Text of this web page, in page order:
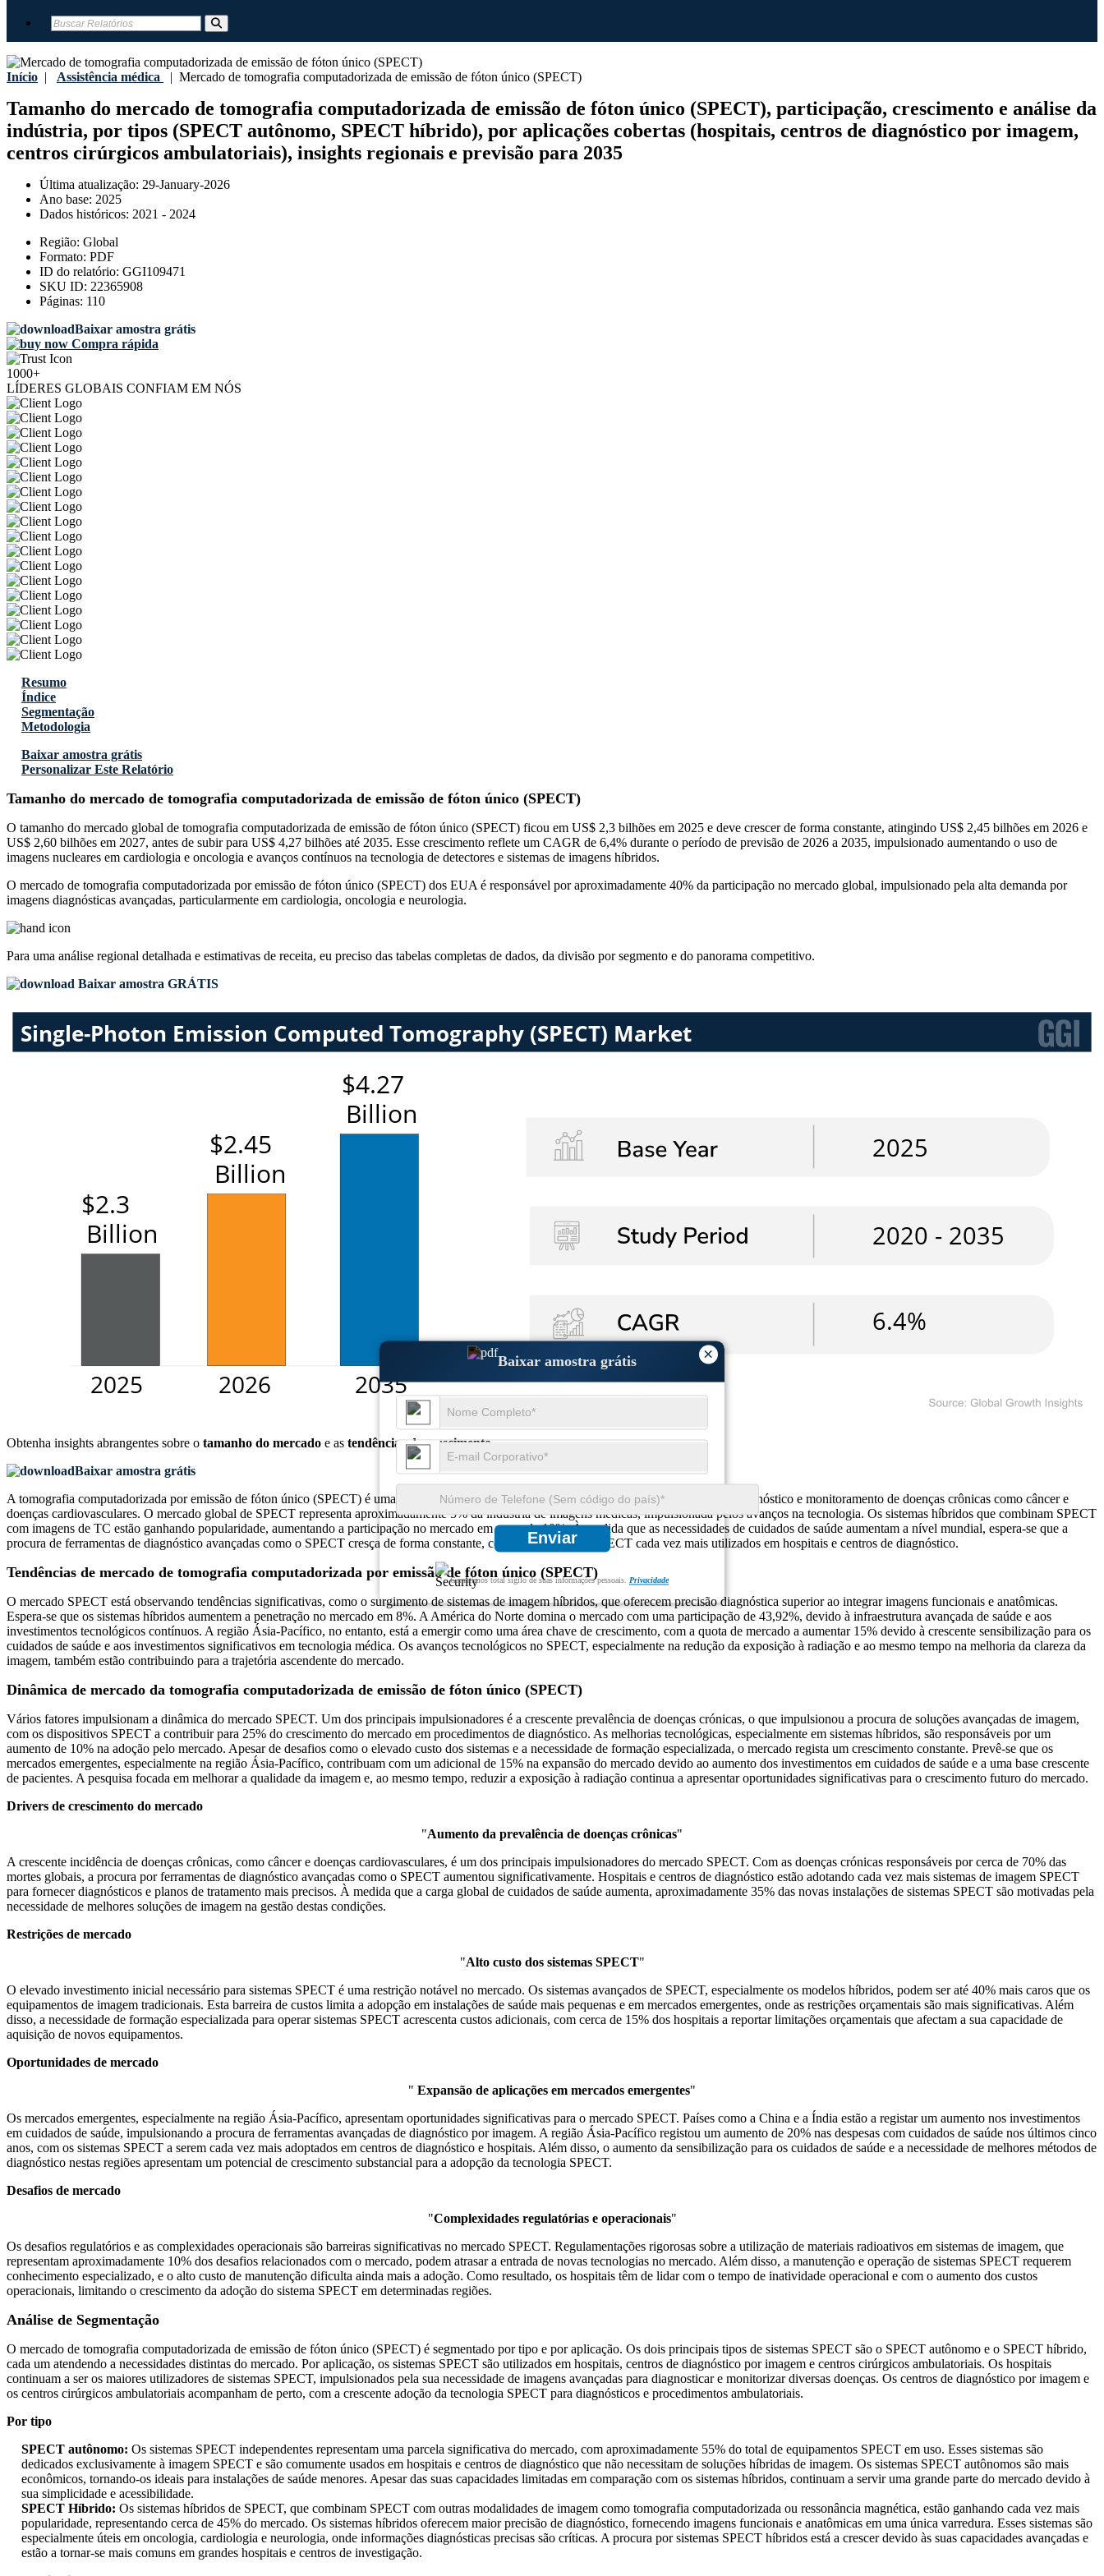
Início | Assistência médica | Mercado de tomografia computadorizada de emissão de fóton único (SPECT)
Tamanho do mercado de tomografia computadorizada de emissão de fóton único (SPECT), participação, crescimento e análise da
indústria, por tipos (SPECT autônomo, SPECT híbrido), por aplicações cobertas (hospitais, centros de diagnóstico por imagem,
centros cirúrgicos ambulatoriais), insights regionais e previsão para 2035
Última atualização: 29-January-2026
Ano base: 2025
Dados históricos: 2021 - 2024
Região: Global
Formato: PDF
ID do relatório: GGI109471
SKU ID: 22365908
Páginas: 110
Baixar amostra grátis
Compra rápida
1000+
LÍDERES GLOBAIS CONFIAM EM NÓS
×
Baixar amostra grátis
Enviar
Garantimos total sigilo de suas informações pessoais. Privacidade
Resumo
Índice
Segmentação
Metodologia
Baixar amostra grátis
Personalizar Este Relatório
Tamanho do mercado de tomografia computadorizada de emissão de fóton único (SPECT)
O tamanho do mercado global de tomografia computadorizada de emissão de fóton único (SPECT) ficou em US$ 2,3 bilhões em 2025 e deve crescer de forma constante, atingindo US$ 2,45 bilhões em 2026 e
US$ 2,60 bilhões em 2027, antes de subir para US$ 4,27 bilhões até 2035. Esse crescimento reflete um CAGR de 6,4% durante o período de previsão de 2026 a 2035, impulsionado aumentando o uso de
imagens nucleares em cardiologia e oncologia e avanços contínuos na tecnologia de detectores e sistemas de imagens híbridos.
O mercado de tomografia computadorizada por emissão de fóton único (SPECT) dos EUA é responsável por aproximadamente 40% da participação no mercado global, impulsionado pela alta demanda por
imagens diagnósticas avançadas, particularmente em cardiologia, oncologia e neurologia.
Para uma análise regional detalhada e estimativas de receita, eu preciso das tabelas completas de dados, da divisão por segmento e do panorama competitivo.
Baixar amostra GRÁTIS
Obtenha insights abrangentes sobre o tamanho do mercado e as tendências de crescimento
Baixar amostra grátis
A tomografia computadorizada por emissão de fóton único (SPECT) é uma técnica de imagem nuclear que desempenha um papel crucial no diagnóstico e monitoramento de doenças crônicas como câncer e
doenças cardiovasculares. O mercado global de SPECT representa aproximadamente 5% da indústria de imagens médicas, impulsionada pelos avanços na tecnologia. Os sistemas híbridos que combinam SPECT
com imagens de TC estão ganhando popularidade, aumentando a participação no mercado em cerca de 10%. À medida que as necessidades de cuidados de saúde aumentam a nível mundial, espera-se que a
procura de ferramentas de diagnóstico avançadas como o SPECT cresça de forma constante, com os dispositivos SPECT cada vez mais utilizados em hospitais e centros de diagnóstico.
Tendências de mercado de tomografia computadorizada por emissão de fóton único (SPECT)
O mercado SPECT está observando tendências significativas, como o surgimento de sistemas de imagem híbridos, que oferecem precisão diagnóstica superior ao integrar imagens funcionais e anatômicas.
Espera-se que os sistemas híbridos aumentem a penetração no mercado em 8%. A América do Norte domina o mercado com uma participação de 43,92%, devido à infraestrutura avançada de saúde e aos
investimentos tecnológicos contínuos. A região Ásia-Pacífico, no entanto, está a emergir como uma área chave de crescimento, com a quota de mercado a aumentar 15% devido à crescente sensibilização para os
cuidados de saúde e aos investimentos significativos em tecnologia médica. Os avanços tecnológicos no SPECT, especialmente na redução da exposição à radiação e ao mesmo tempo na melhoria da clareza da
imagem, também estão contribuindo para a trajetória ascendente do mercado.
Dinâmica de mercado da tomografia computadorizada de emissão de fóton único (SPECT)
Vários fatores impulsionam a dinâmica do mercado SPECT. Um dos principais impulsionadores é a crescente prevalência de doenças crónicas, o que impulsionou a procura de soluções avançadas de imagem,
com os dispositivos SPECT a contribuir para 25% do crescimento do mercado em procedimentos de diagnóstico. As melhorias tecnológicas, especialmente em sistemas híbridos, são responsáveis ​​por um
aumento de 10% na adoção pelo mercado. Apesar de desafios como o elevado custo dos sistemas e a necessidade de formação especializada, o mercado regista um crescimento constante. Prevê-se que os
mercados emergentes, especialmente na região Ásia-Pacífico, contribuam com um adicional de 15% na expansão do mercado devido ao aumento dos investimentos em cuidados de saúde e a uma base crescente
de pacientes. A pesquisa focada em melhorar a qualidade da imagem e, ao mesmo tempo, reduzir a exposição à radiação continua a apresentar oportunidades significativas para o crescimento futuro do mercado.
Drivers de crescimento do mercado
"Aumento da prevalência de doenças crônicas"
A crescente incidência de doenças crônicas, como câncer e doenças cardiovasculares, é um dos principais impulsionadores do mercado SPECT. Com as doenças crónicas responsáveis ​​por cerca de 70% das
mortes globais, a procura por ferramentas de diagnóstico avançadas como o SPECT aumentou significativamente. Hospitais e centros de diagnóstico estão adotando cada vez mais sistemas de imagem SPECT
para fornecer diagnósticos e planos de tratamento mais precisos. À medida que a carga global de cuidados de saúde aumenta, aproximadamente 35% das novas instalações de sistemas SPECT são motivadas pela
necessidade de melhores soluções de imagem na gestão destas condições.
Restrições de mercado
"Alto custo dos sistemas SPECT"
O elevado investimento inicial necessário para sistemas SPECT é uma restrição notável no mercado. Os sistemas avançados de SPECT, especialmente os modelos híbridos, podem ser até 40% mais caros que os
equipamentos de imagem tradicionais. Esta barreira de custos limita a adopção em instalações de saúde mais pequenas e em mercados emergentes, onde as restrições orçamentais são mais significativas. Além
disso, a necessidade de formação especializada para operar sistemas SPECT acrescenta custos adicionais, com cerca de 15% dos hospitais a reportar limitações orçamentais que afectam a sua capacidade de
aquisição de novos equipamentos.
Oportunidades de mercado
" Expansão de aplicações em mercados emergentes"
Os mercados emergentes, especialmente na região Ásia-Pacífico, apresentam oportunidades significativas para o mercado SPECT. Países como a China e a Índia estão a registar um aumento nos investimentos
em cuidados de saúde, impulsionando a procura de ferramentas avançadas de diagnóstico por imagem. A região Ásia-Pacífico registou um aumento de 20% nas despesas com cuidados de saúde nos últimos cinco
anos, com os sistemas SPECT a serem cada vez mais adoptados em centros de diagnóstico e hospitais. Além disso, o aumento da sensibilização para os cuidados de saúde e a necessidade de melhores métodos de
diagnóstico nestas regiões apresentam um potencial de crescimento substancial para a adopção da tecnologia SPECT.
Desafios de mercado
"Complexidades regulatórias e operacionais"
Os desafios regulatórios e as complexidades operacionais são barreiras significativas no mercado SPECT. Regulamentações rigorosas sobre a utilização de materiais radioativos em sistemas de imagem, que
representam aproximadamente 10% dos desafios relacionados com o mercado, podem atrasar a entrada de novas tecnologias no mercado. Além disso, a manutenção e operação de sistemas SPECT requerem
conhecimento especializado, e o alto custo de manutenção dificulta ainda mais a adoção. Como resultado, os hospitais têm de lidar com o tempo de inatividade operacional e com o aumento dos custos
operacionais, limitando o crescimento da adoção do sistema SPECT em determinadas regiões.
Análise de Segmentação
O mercado de tomografia computadorizada de emissão de fóton único (SPECT) é segmentado por tipo e por aplicação. Os dois principais tipos de sistemas SPECT são o SPECT autônomo e o SPECT híbrido,
cada um atendendo a necessidades distintas do mercado. Por aplicação, os sistemas SPECT são utilizados em hospitais, centros de diagnóstico por imagem e centros cirúrgicos ambulatoriais. Os hospitais
continuam a ser os maiores utilizadores de sistemas SPECT, impulsionados pela sua necessidade de imagens avançadas para diagnosticar e monitorizar diversas doenças. Os centros de diagnóstico por imagem e
os centros cirúrgicos ambulatoriais acompanham de perto, com a crescente adoção da tecnologia SPECT para diagnósticos e procedimentos ambulatoriais.
Por tipo
SPECT autônomo: Os sistemas SPECT independentes representam uma parcela significativa do mercado, com aproximadamente 55% do total de equipamentos SPECT em uso. Esses sistemas são
dedicados exclusivamente à imagem SPECT e são comumente usados ​​em hospitais e centros de diagnóstico que não necessitam de soluções híbridas de imagem. Os sistemas SPECT autônomos são mais
econômicos, tornando-os ideais para instalações de saúde menores. Apesar das suas capacidades limitadas em comparação com os sistemas híbridos, continuam a servir uma grande parte do mercado devido à
sua simplicidade e acessibilidade.
SPECT Híbrido: Os sistemas híbridos de SPECT, que combinam SPECT com outras modalidades de imagem como tomografia computadorizada ou ressonância magnética, estão ganhando cada vez mais
popularidade, representando cerca de 45% do mercado. Os sistemas híbridos oferecem maior precisão de diagnóstico, fornecendo imagens funcionais e anatômicas em uma única varredura. Esses sistemas são
especialmente úteis em oncologia, cardiologia e neurologia, onde informações diagnósticas precisas são críticas. A procura por sistemas SPECT híbridos está a crescer devido às suas capacidades avançadas e
estão a tornar-se mais comuns em grandes hospitais e centros de investigação.